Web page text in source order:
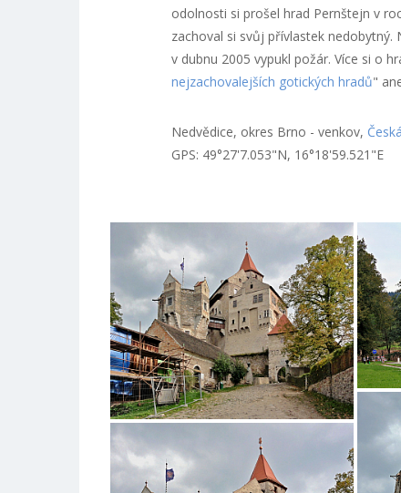
odolnosti si prošel hrad Pernštejn v
zachoval si svůj přívlastek nedobytný.
v dubnu 2005 vypukl požár. Více si o
nejzachovalejších gotických hradů"
Nedvědice, okres Brno - venkov,
GPS: 49°27'7.053"N, 16°18'59.521"E